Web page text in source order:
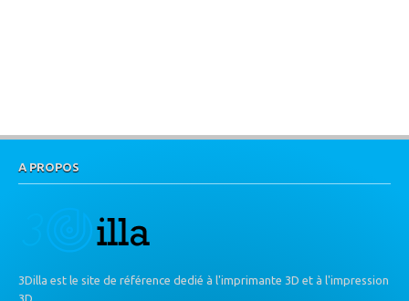
A PROPOS
3Dilla est le site de référence dedié à l'imprimante 3D et à l'impression
3D.